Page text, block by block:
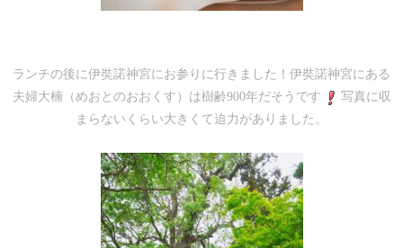
ランチの後に伊奘諾神宮にお参りに行きました！伊奘諾神宮にある
夫婦大楠（めおとのおおくす）は樹齢900年だそうです
写真に収
まらないくらい大きくて迫力がありました。